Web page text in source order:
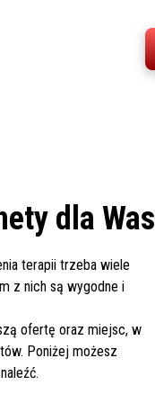
dla Was
terapii trzeba wiele
z nich są wygodne i
ofertę oraz miejsc, w
Poniżej możesz